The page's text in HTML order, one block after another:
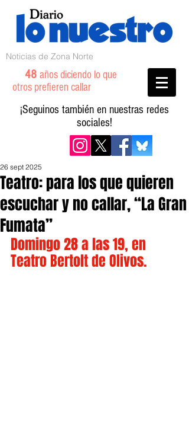
Noticias de Zona Norte
48 años diciendo lo que
otros prefieren callar
¡Seguinos también en nuestras redes
sociales!
Teatro: para los que quieren
escuchar y no callar, “La Gran
Fumata”
26 sept 2025
Domingo 28 a las 19, en
Teatro Bertolt de Olivos.